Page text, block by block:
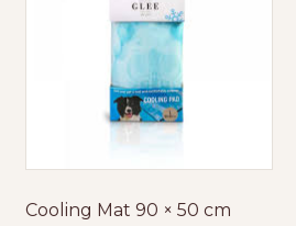
Cooling Mat 90 × 50 cm